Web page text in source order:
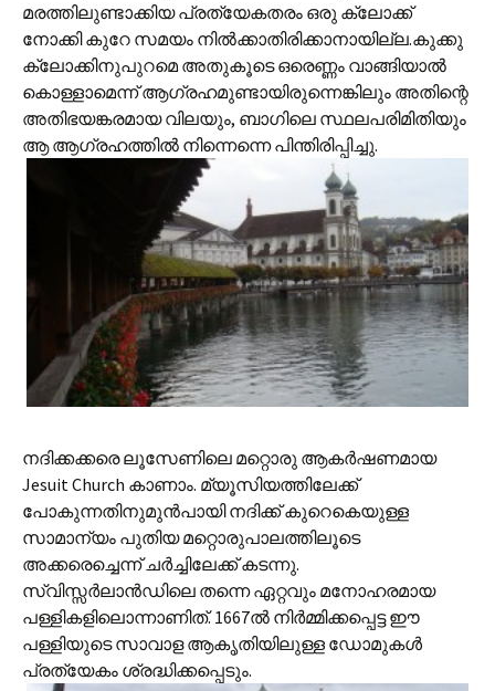
മരത്തിലുണ്ടാക്കിയ പ്രത്യേകതരം ഒരു ക്ലോക്ക്
നോക്കി കുറേ സമയം നില്‍ക്കാതിരിക്കാനായില്ല.കുക്കു
ക്ലോക്കിനുപുറമെ അതുകൂടെ ഒരെണ്ണം വാങ്ങിയാല്‍
കൊള്ളാമെന്ന് ആഗ്രഹമുണ്ടായിരുന്നെങ്കിലും അതിന്റെ
അതിഭയങ്കരമായ വിലയും, ബാഗിലെ സ്ഥലപരിമിതിയും
ആ ആഗ്രഹത്തില്‍ നിന്നെന്നെ പിന്തിരിപ്പിച്ചു.
നദിക്കക്കരെ ലൂസേണിലെ മറ്റൊരു ആകര്‍ഷണമായ
Jesuit Church കാണാം. മ്യൂസിയത്തിലേക്ക്
പോകുന്നതിനുമുന്‍പായി നദിക്ക് കുറെകെയുള്ള
സാമാന്യം പുതിയ മറ്റൊരുപാലത്തിലൂടെ
അക്കരെച്ചെന്ന് ചര്‍ച്ചിലേക്ക് കടന്നു.
സ്വിസ്സര്‍ലാന്‍ഡിലെ തന്നെ ഏറ്റവും മനോഹരമായ
പള്ളികളിലൊന്നാണിത്. 1667ല്‍ നിര്‍മ്മിക്കപ്പെട്ട ഈ
പള്ളിയുടെ സാവാള ആകൃതിയിലുള്ള ഡോമുകള്‍
പ്രത്യേകം ശ്രദ്ധിക്കപ്പെടും.